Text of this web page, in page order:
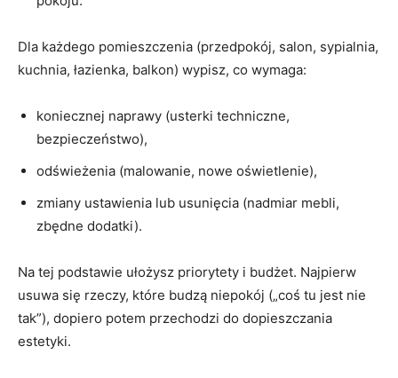
Dla każdego pomieszczenia (przedpokój, salon, sypialnia,
kuchnia, łazienka, balkon) wypisz, co wymaga:
koniecznej naprawy (usterki techniczne,
bezpieczeństwo),
odświeżenia (malowanie, nowe oświetlenie),
zmiany ustawienia lub usunięcia (nadmiar mebli,
zbędne dodatki).
Na tej podstawie ułożysz priorytety i budżet. Najpierw
usuwa się rzeczy, które budzą niepokój („coś tu jest nie
tak”), dopiero potem przechodzi do dopieszczania
estetyki.